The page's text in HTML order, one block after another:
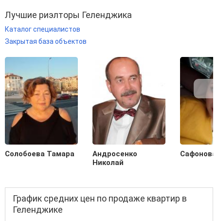
Лучшие риэлторы Геленджика
Каталог специалистов
Закрытая база объектов
Солобоева Тамара
Андросенко
Николай
График средних цен по продаже квартир в
Геленджике